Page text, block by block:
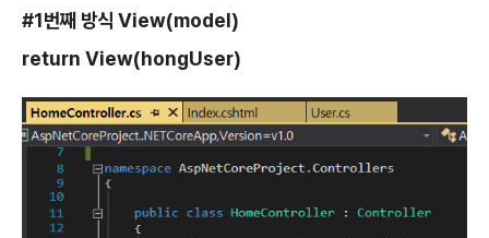
#1번째 방식 View(model)
return View(hongUser)